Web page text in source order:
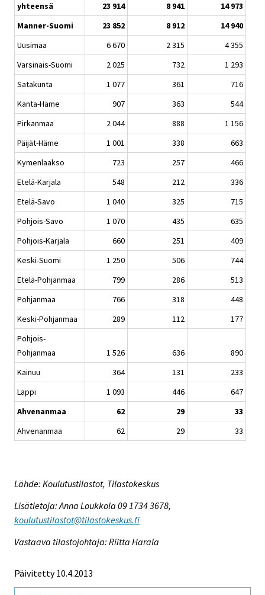
yhteensä
23 914 8 941
14 973
Manner-Suomi
23 852 8 912
14 940
Uusimaa
6 670 2 315
4 355
Varsinais-Suomi
2 025 732
1 293
Satakunta
1 077 361
716
Kanta-Häme
907 363
544
Pirkanmaa
2 044 888
1 156
Päijät-Häme
1 001 338
663
Kymenlaakso
723 257
466
Etelä-Karjala
548 212
336
Etelä-Savo
1 040 325
715
Pohjois-Savo
1 070 435
635
Pohjois-Karjala
660 251
409
Keski-Suomi
1 250 506
744
Etelä-Pohjanmaa
799 286
513
Pohjanmaa
766 318
448
Keski-Pohjanmaa
289 112
177
Pohjois-
Pohjanmaa
1 526 636
890
Kainuu
364 131
233
Lappi
1 093 446
647
Ahvenanmaa
62 29
33
Ahvenanmaa
62 29 33
Lähde: Koulutustilastot, Tilastokeskus
Lisätietoja: Anna Loukkola 09 1734 3678,
koulutustilastot@tilastokeskus.fi
Vastaava tilastojohtaja: Riitta Harala
Päivitetty 10.4.2013